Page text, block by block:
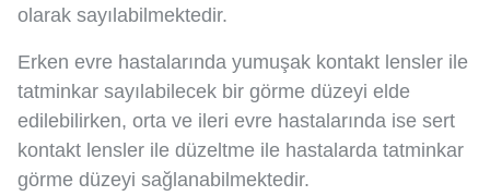
olarak sayılabilmektedir.
Erken evre hastalarında yumuşak kontakt lensler ile
tatminkar sayılabilecek bir görme düzeyi elde
edilebilirken, orta ve ileri evre hastalarında ise sert
kontakt lensler ile düzeltme ile hastalarda tatminkar
görme düzeyi sağlanabilmektedir.